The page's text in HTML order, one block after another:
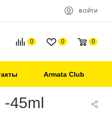
ВОЙТИ
0 0 0
Armata Club
-45ml